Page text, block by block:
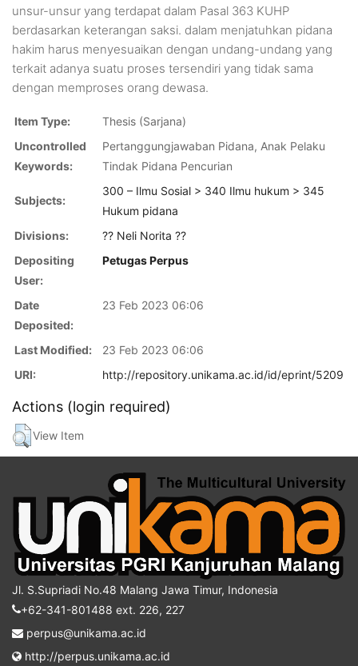
unsur-unsur yang terdapat dalam Pasal 363 KUHP
berdasarkan keterangan saksi. dalam menjatuhkan pidana
hakim harus menyesuaikan dengan undang-undang yang
terkait adanya suatu proses tersendiri yang tidak sama
dengan memproses orang dewasa.
Item Type:
Thesis (Sarjana)
Uncontrolled
Keywords:
Pertanggungjawaban Pidana, Anak Pelaku
Tindak Pidana Pencurian
Subjects:
300 – Ilmu Sosial > 340 Ilmu hukum > 345
Hukum pidana
Divisions:
?? Neli Norita ??
Depositing
User:
Petugas Perpus
Date
Deposited:
23 Feb 2023 06:06
Last Modified:
23 Feb 2023 06:06
URI:
http://repository.unikama.ac.id/id/eprint/5209
Actions (login required)
View Item
Jl. S.Supriadi No.48 Malang Jawa Timur, Indonesia
+62-341-801488 ext. 226, 227
perpus@unikama.ac.id
http://perpus.unikama.ac.id